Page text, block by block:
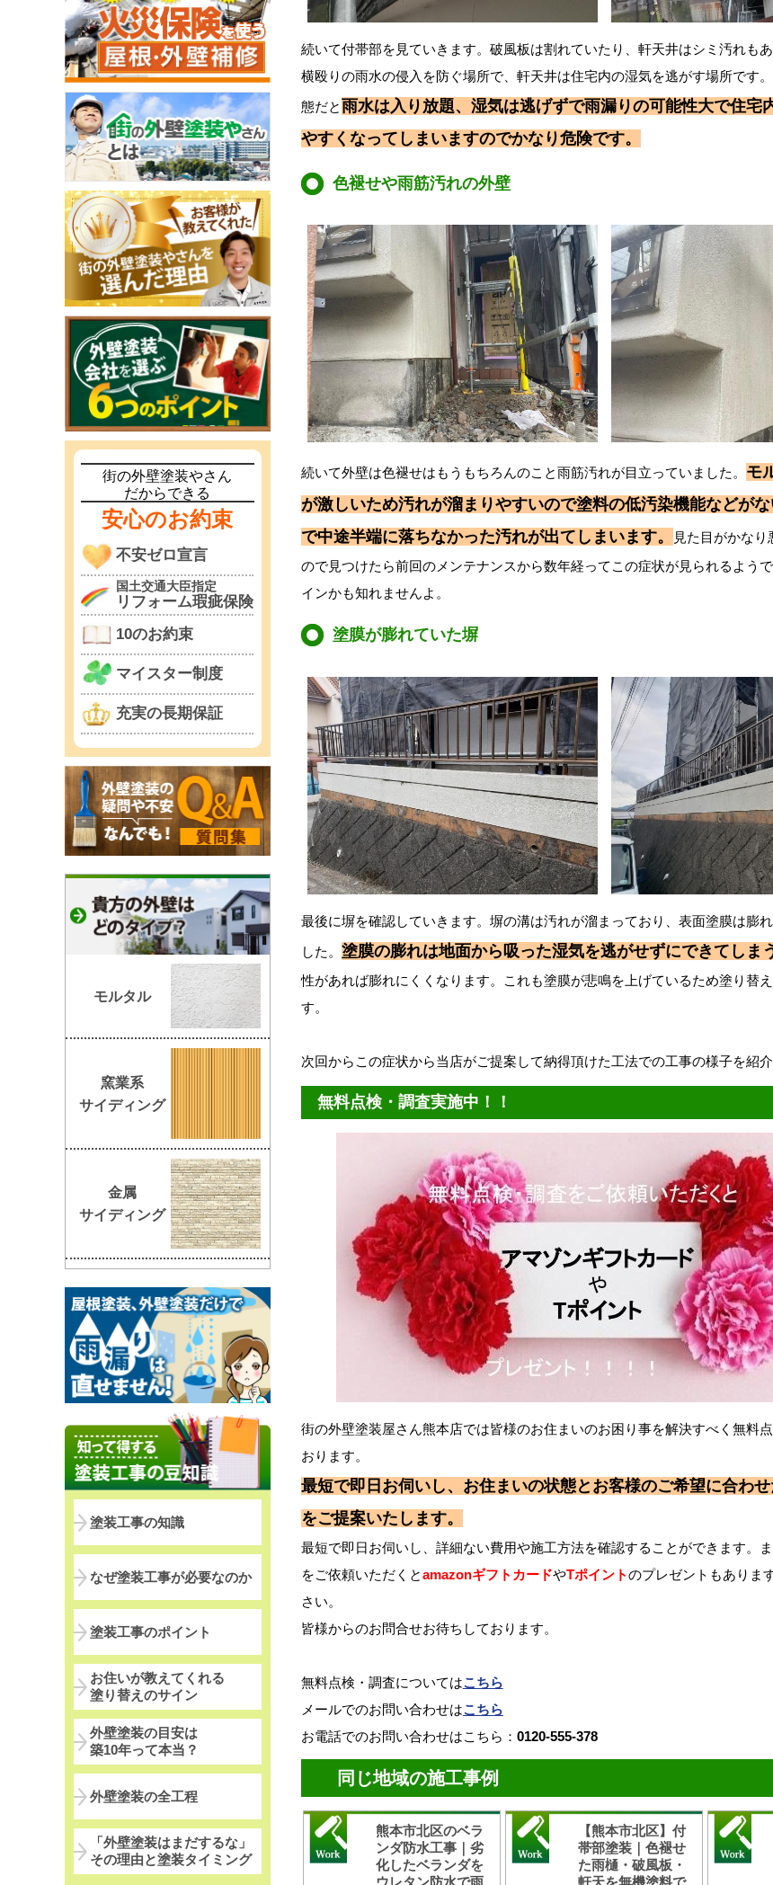
続いて付帯部を見ていきます。破風板は割れていたり、軒天井はシミ汚れも
横殴りの雨水の侵入を防ぐ場所で、軒天井は住宅内の湿気を逃がす場所です
態だと雨水は入り放題、湿気は逃げずで雨漏りの可能性大で住宅
やすくなってしまいますのでかなり危険です。
色褪せや雨筋汚れの外壁
続いて外壁は色褪せはもうもちろんのこと雨筋汚れが目立っていました。 モ
が激しいため汚れが溜まりやすいので塗料の低汚染機能などが
で中途半端に落ちなかった汚れが出てしまいます。
見た目がかな
ので見つけたら前回のメンテナンスから数年経ってこの症状が見られるよう
インかも知れませんよ。
塗膜が膨れていた塀
最後に塀を確認していきます。塀の溝は汚れが溜まっており、表面塗膜は膨
した。 塗膜の膨れは地面から吸った湿気を逃がせずにできてしま
性があれば膨れにくくなります。これも塗膜が悲鳴を上げているため塗り替
す。
次回からこの症状から当店がご提案して納得頂けた工法での工事の様子を紹介
無料点検・調査実施中！！
街の外壁塗装屋さん熊本店では皆様のお住まいのお困り事を解決すべく無料
おります。
最短で即日お伺いし、お住まいの状態とお客様のご希望に合わ
をご提案いたします。
最短で即日お伺いし、詳細ない費用や施工方法を確認することができます。
をご依頼いただくとamazonギフトカードやTポイントのプレゼントもありま
さい。
皆様からのお問合せお待ちしております。
無料点検・調査についてはこちら
メールでのお問い合わせはこちら
お電話でのお問い合わせはこちら： 0120-555-378
同じ地域の施工事例
熊本市北区のベラ
ンダ防水工事｜劣
化したベランダを
ウレタン防水で雨
【熊本市北区】付
帯部塗装｜色褪せ
た雨樋・破風板・
軒天を無機塗料で
街の外壁塗装やさん
だからできる
安心のお約束
不安ゼロ宣言
国土交通大臣指定
リフォーム瑕疵保険
10のお約束
マイスター制度
充実の長期保証
モルタル
窯業系
サイディング
金属
サイディング
塗装工事の知識
なぜ塗装工事が必要なのか
塗装工事のポイント
お住いが教えてくれる
塗り替えのサイン
外壁塗装の目安は
築10年って本当？
外壁塗装の全工程
「外壁塗装はまだするな」
その理由と塗装タイミング